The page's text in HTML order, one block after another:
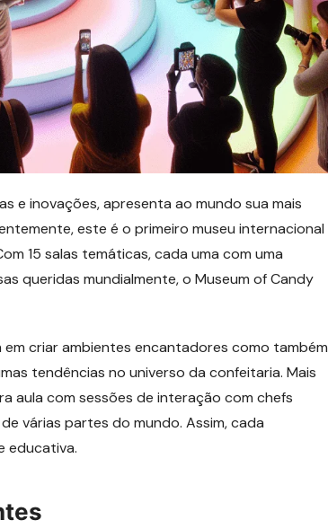
e inovações, apresenta ao mundo sua mais
este é o primeiro museu internacional
15 salas temáticas, cada uma com uma
queridas mundialmente, o Museum of Candy
criar ambientes encantadores como também
tendências no universo da confeitaria. Mais
aula com sessões de interação com chefs
várias partes do mundo. Assim, cada
educativa.